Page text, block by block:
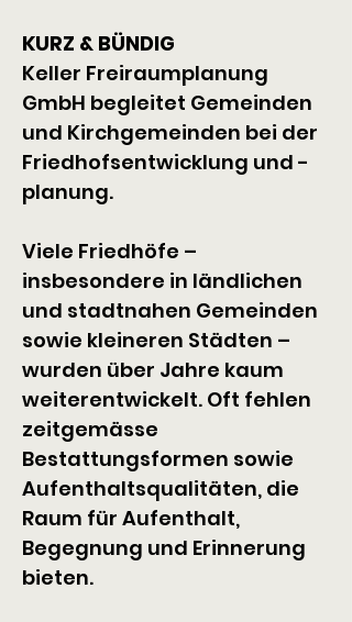
KURZ & BÜNDIG
Keller Freiraumplanung
GmbH begleitet Gemeinden
und Kirchgemeinden bei der
Friedhofsentwicklung und -
planung.
Viele Friedhöfe –
insbesondere in ländlichen
und stadtnahen Gemeinden
sowie kleineren Städten –
wurden über Jahre kaum
weiterentwickelt. Oft fehlen
zeitgemässe
Bestattungsformen sowie
Aufenthaltsqualitäten, die
Raum für Aufenthalt,
Begegnung und Erinnerung
bieten.